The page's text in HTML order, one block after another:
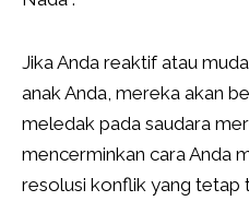
Jika Anda reaktif atau
anak Anda, mereka akan
meledak pada saudara
mencerminkan cara Anda
resolusi konflik yang tetap